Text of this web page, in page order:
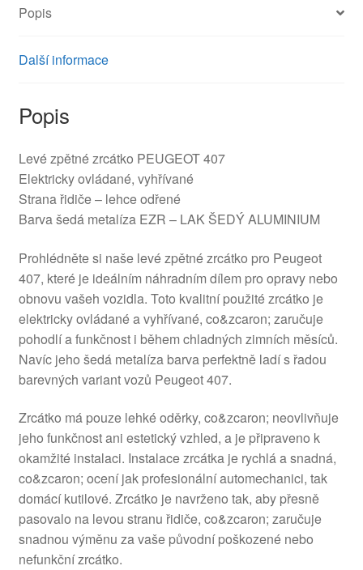
Popis
Další informace
Popis
Levé zpětné zrcátko PEUGEOT 407
Elektricky ovládané, vyhřívané
Strana řidiče – lehce odřené
Barva šedá metalíza EZR – LAK ŠEDÝ ALUMINIUM
Prohlédněte si naše levé zpětné zrcátko pro Peugeot
407, které je ideálním náhradním dílem pro opravy nebo
obnovu vašeh vozidla. Toto kvalitní použité zrcátko je
elektricky ovládané a vyhřívané, co&zcaron; zaručuje
pohodlí a funkčnost i během chladných zimních měsíců.
Navíc jeho šedá metalíza barva perfektně ladí s řadou
barevných variant vozů Peugeot 407.
Zrcátko má pouze lehké oděrky, co&zcaron; neovlivňuje
jeho funkčnost ani estetický vzhled, a je připraveno k
okamžité instalaci. Instalace zrcátka je rychlá a snadná,
co&zcaron; ocení jak profesionální automechanici, tak
domácí kutilové. Zrcátko je navrženo tak, aby přesně
pasovalo na levou stranu řidiče, co&zcaron; zaručuje
snadnou výměnu za vaše původní poškozené nebo
nefunkční zrcátko.